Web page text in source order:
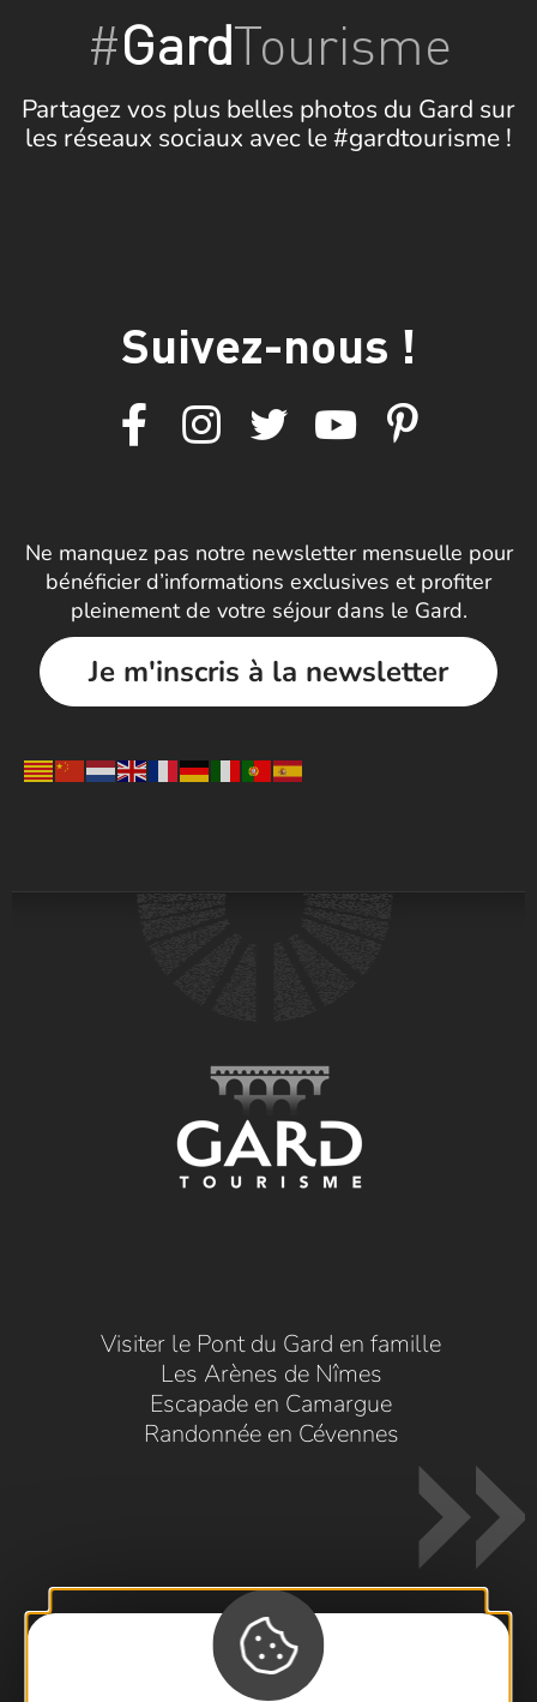
#GardTourisme
Partagez vos plus belles photos du Gard sur
les réseaux sociaux avec le #gardtourisme !
Suivez-nous !
Ne manquez pas notre newsletter mensuelle pour
bénéficier d’informations exclusives et profiter
pleinement de votre séjour dans le Gard.
Je m'inscris à la newsletter
Visiter le Pont du Gard en famille
Les Arènes de Nîmes
Escapade en Camargue
Randonnée en Cévennes
Contactez-nous !